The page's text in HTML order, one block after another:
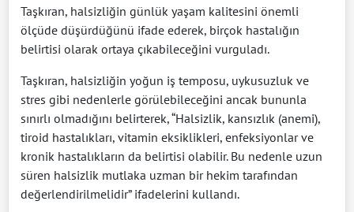
Taşkıran, halsizliğin günlük yaşam kalitesini önemli
ölçüde düşürdüğünü ifade ederek, birçok hastalığın
belirtisi olarak ortaya çıkabileceğini vurguladı.
Taşkıran, halsizliğin yoğun iş temposu, uykusuzluk ve
stres gibi nedenlerle görülebileceğini ancak bununla
sınırlı olmadığını belirterek, “Halsizlik, kansızlık (anemi),
tiroid hastalıkları, vitamin eksiklikleri, enfeksiyonlar ve
kronik hastalıkların da belirtisi olabilir. Bu nedenle uzun
süren halsizlik mutlaka uzman bir hekim tarafından
değerlendirilmelidir” ifadelerini kullandı.